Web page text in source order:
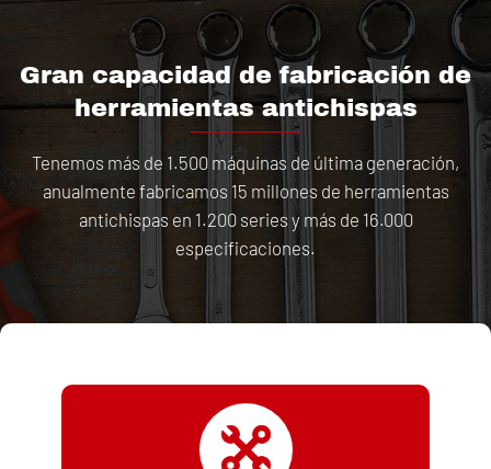
Gran capacidad de fabricación de
herramientas antichispas
Tenemos más de 1.500 máquinas de última generación,
anualmente fabricamos 15 millones de herramientas
antichispas en 1.200 series y más de 16.000
especificaciones.